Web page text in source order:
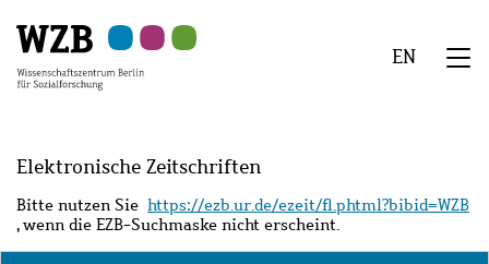
Hauptinhalt
springen
Navigation
springen
Suche
springen
Sekundärnavigation
springen
Fußzeile
springen
EN
Elektronische Zeitschriften
Bitte nutzen Sie https://ezb.ur.de/ezeit/fl.phtml?bibid=WZB
, wenn die EZB-Suchmaske nicht erscheint.